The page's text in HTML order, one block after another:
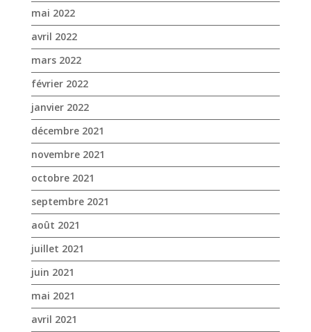
décembre 2021
novembre 2021
octobre 2021
septembre 2021
août 2021
juillet 2021
juin 2021
mai 2021
avril 2021
mars 2021
février 2021
janvier 2021
novembre 2020
octobre 2020